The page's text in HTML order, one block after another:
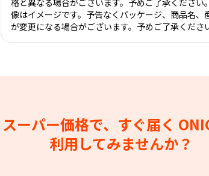
像はイメージです。予告なくパッケージ、商品名、
が変更になる場合がございます。予めご了承くださ
スーパー価格で、すぐ届く
利用してみませんか？